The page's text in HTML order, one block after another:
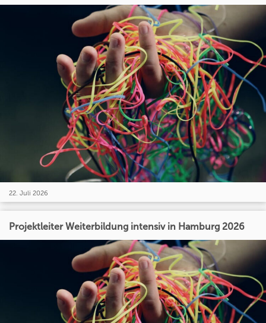
22. Juli 2026
Projektleiter Weiterbildung intensiv in Hamburg 2026